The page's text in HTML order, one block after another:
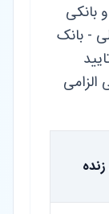
بانکی
- بانک